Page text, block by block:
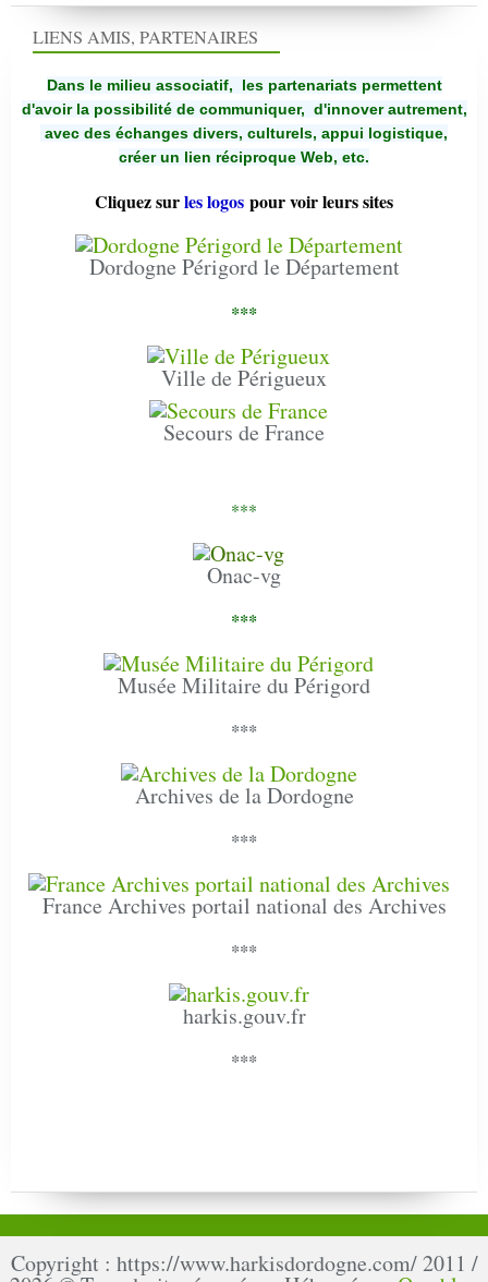
LIENS AMIS, PARTENAIRES
Dans le milieu associatif, les partenariats permettent
d'avoir la possibilité de communiquer, d'innover autrement,
avec des échanges divers, culturels, appui logistique,
créer un lien réciproque Web, etc.
Cliquez surles logos pour voir leurs sites
Dordogne Périgord le Département
***
Ville de Périgueux
Secours de France
***
Onac-vg
***
Musée Militaire du Périgord
***
Archives de la Dordogne
***
France Archives portail national des Archives
***
harkis.gouv.fr
***
Copyright : https://www.harkisdordogne.com/ 2011 /